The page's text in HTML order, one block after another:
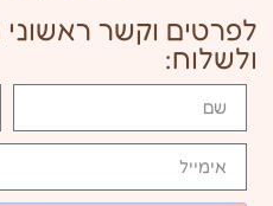
לפרטים וקשר
ולשלוח: